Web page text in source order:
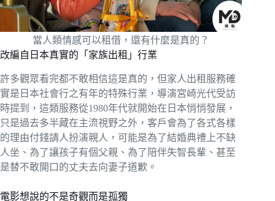
當人類情感可以租借，還有什麼是真的？
改編自日本真實的「家族出租」行業
許多觀眾看完都不敢相信這是真的，但家人出租服務確
實是日本社會行之有年的特殊行業，導演宮崎光代受訪
時提到，這類服務從1980年代就開始在日本悄悄發展，
只是過去多半藏在主流視野之外，客戶會為了各式各樣
的理由付錢請人扮演親人，可能是為了結婚典禮上不缺
人坐、為了讓孩子有個父親、為了陪伴失智長輩、甚至
是替不敢開口的丈夫去向妻子道歉。
電影想說的不是奇觀而是孤獨